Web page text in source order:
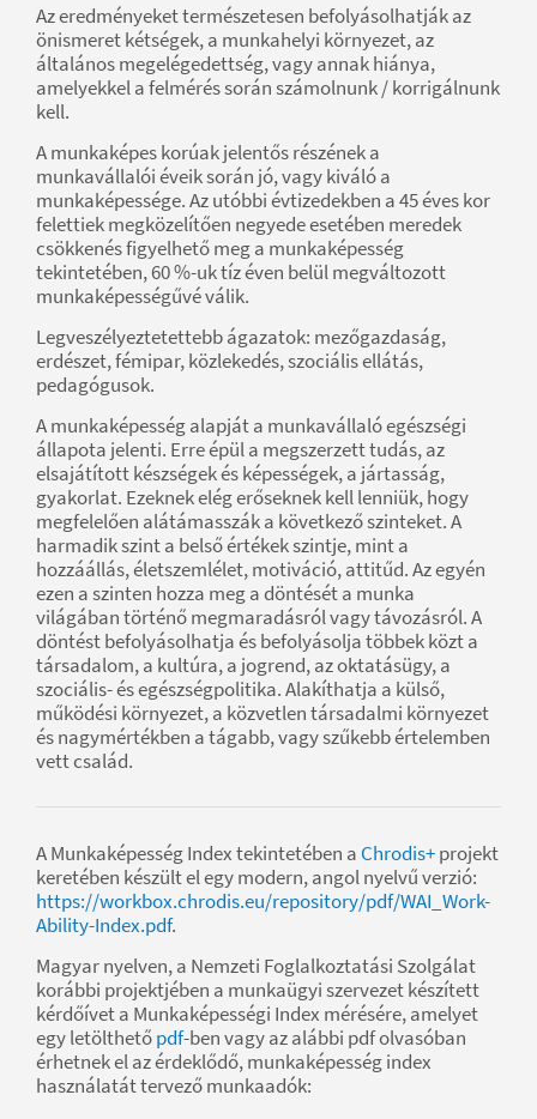
Az eredményeket természetesen befolyásolhatják az
önismeret kétségek, a munkahelyi környezet, az
általános megelégedettség, vagy annak hiánya,
amelyekkel a felmérés során számolnunk / korrigálnunk
kell.
A munkaképes korúak jelentős részének a
munkavállalói éveik során jó, vagy kiváló a
munkaképessége. Az utóbbi évtizedekben a 45 éves kor
felettiek megközelítően negyede esetében meredek
csökkenés figyelhető meg a munkaképesség
tekintetében, 60 %-uk tíz éven belül megváltozott
munkaképességűvé válik.
Legveszélyeztetettebb ágazatok: mezőgazdaság,
erdészet, fémipar, közlekedés, szociális ellátás,
pedagógusok.
A munkaképesség alapját a munkavállaló egészségi
állapota jelenti. Erre épül a megszerzett tudás, az
elsajátított készségek és képességek, a jártasság,
gyakorlat. Ezeknek elég erőseknek kell lenniük, hogy
megfelelően alátámasszák a következő szinteket. A
harmadik szint a belső értékek szintje, mint a
hozzáállás, életszemlélet, motiváció, attitűd. Az egyén
ezen a szinten hozza meg a döntését a munka
világában történő megmaradásról vagy távozásról. A
döntést befolyásolhatja és befolyásolja többek közt a
társadalom, a kultúra, a jogrend, az oktatásügy, a
szociális- és egészségpolitika. Alakíthatja a külső,
működési környezet, a közvetlen társadalmi környezet
és nagymértékben a tágabb, vagy szűkebb értelemben
vett család.
A Munkaképesség Index tekintetében a Chrodis+projekt
keretében készült el egy modern, angol nyelvű verzió:
https://workbox.chrodis.eu/repository/pdf/WAI_Work-
Ability-Index.pdf.
Magyar nyelven, a Nemzeti Foglalkoztatási Szolgálat
korábbi projektjében a munkaügyi szervezet készített
kérdőívet a Munkaképességi Index mérésére, amelyet
egy letölthetőpdf-ben vagy az alábbi pdf olvasóban
érhetnek el az érdeklődő, munkaképesség index
használatát tervező munkaadók: